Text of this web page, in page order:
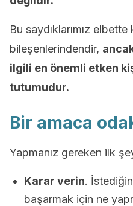
Bu saydıklarımız
bileşenlerindendir,
ilgili en önemli etken
tutumudur.
Bir amaca
Yapmanız gereken ilk
Karar verin.
başarmak için ne